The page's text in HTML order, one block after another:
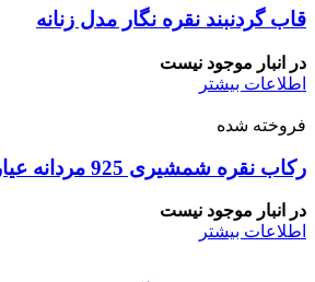
قاب گردنبند نقره نگار مدل زنانه
در انبار موجود نیست
اطلاعات بیشتر
فروخته شده
رکاب نقره شمشیری 925 مردانه عیار تضمینی
در انبار موجود نیست
اطلاعات بیشتر